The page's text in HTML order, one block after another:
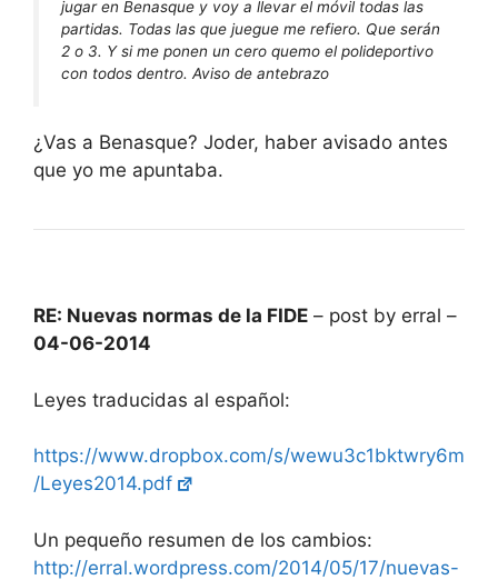
jugar en Benasque y voy a llevar el móvil todas las
partidas. Todas las que juegue me refiero. Que serán
2 o 3. Y si me ponen un cero quemo el polideportivo
con todos dentro. Aviso de antebrazo
¿Vas a Benasque? Joder, haber avisado antes
que yo me apuntaba.
RE: Nuevas normas de la FIDE – post by erral –
04-06-2014
Leyes traducidas al español:
https://www.dropbox.com/s/wewu3c1bktwry6m
/Leyes2014.pdf
Un pequeño resumen de los cambios:
http://erral.wordpress.com/2014/05/17/nuevas-